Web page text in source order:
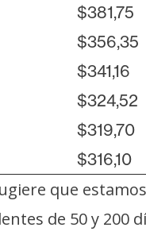
$381,75
$356,35
$341,16
$324,52
$319,70
$316,10
que
de 50 y 200